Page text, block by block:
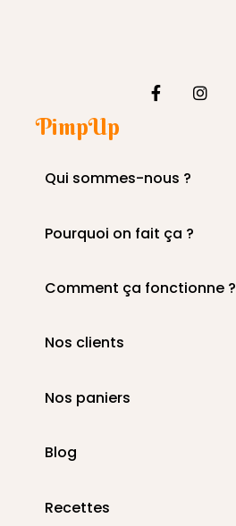
PimpUp
Qui sommes-nous ?
Pourquoi on fait ça ?
Comment ça fonctionne ?
Nos clients
Nos paniers
Blog
Recettes